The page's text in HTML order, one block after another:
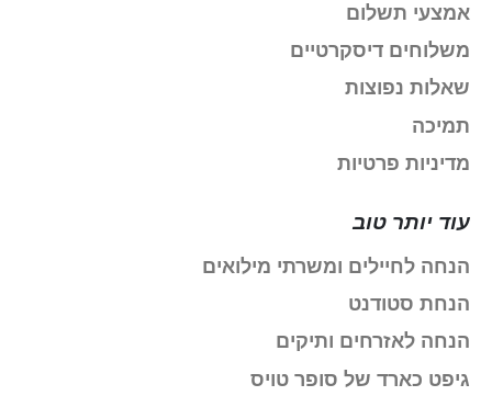
אמצעי תשלום
משלוחים דיסקרטיים
שאלות נפוצות
תמיכה
מדיניות פרטיות
עוד יותר טוב
הנחה לחיילים ומשרתי מילואים
הנחת סטודנט
הנחה לאזרחים ותיקים
גיפט כארד של סופר טויס